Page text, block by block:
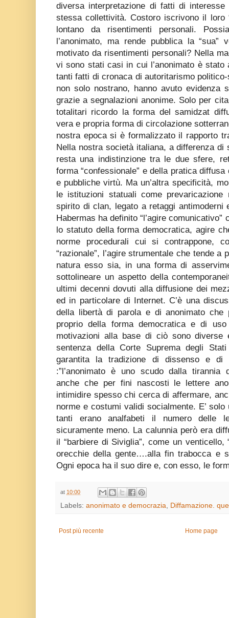
diversa interpretazione di fatti di
stessa collettività. Costoro iscrivono il loro
lontano da risentimenti personali.
l’anonimato, ma rende pubblica la
motivato da risentimenti personali? Nella
vi sono stati casi in cui l’anonimato è
tanti fatti di cronaca di autoritarismo
non solo nostrano, hanno avuto evidenza
grazie a segnalazioni anonime. Solo per
totalitari ricordo la forma del samidzat
vera e propria forma di circolazione
nostra epoca si è formalizzato il rapporto
Nella nostra società italiana, a differenza di
resta una indistinzione tra le due sfere,
forma “confessionale” e della pratica
e pubbliche virtù. Ma un’altra specificità,
le istituzioni statuali come prevaricazione
spirito di clan, legato a retaggi antimoderni
Habermas ha definito “l’agire
lo statuto della forma democratica, agire
norme procedurali cui si contrappone,
“razionale”, l’agire strumentale che tende a
natura esso sia, in una forma di
sottolineare un aspetto della
ultimi decenni dovuti alla diffusione dei
ed in particolare di Internet. C’è una
della libertà di parola e di anonimato che
proprio della forma democratica e di
motivazioni alla base di ciò sono diverse
sentenza della Corte Suprema degli
garantita la tradizione di dissenso e di
:”l’anonimato è uno scudo dalla tirannia
anche che per fini nascosti le lettere
intimidire spesso chi cerca di affermare,
norme e costumi validi socialmente. E’
tanti erano analfabeti il numero delle
sicuramente meno. La calunnia però era
il “barbiere di Siviglia”, come un
orecchie della gente….alla fin trabocca e
Ogni epoca ha il suo dire e, con esso, le
at 10:00
Labels: anonimato e democrazia Diffamazione.
Post più recente Home page